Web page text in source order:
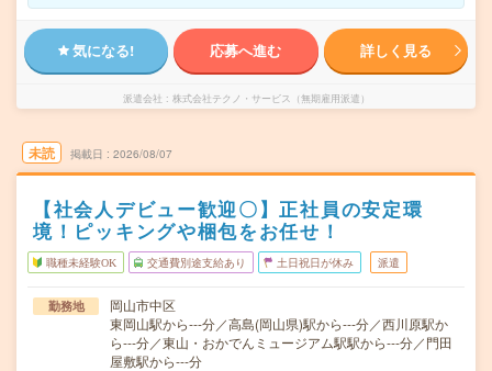
気になる! 応募へ進む 詳しく見る
派遣会社 株式会社テクノ・サービス（無期雇用派遣）
未読 掲載日 2026/08/07
【社会人デビュー歓迎〇】正社員の安定環
境！ピッキングや梱包をお任せ！
職種未経験OK 交通費別途支給あり 土日祝日が休み 派遣
勤務地
岡山市中区
東岡山駅から---分／高島(岡山県)駅から---分／西川原駅か
ら---分／東山・おかでんミュージアム駅駅から---分／門田
屋敷駅から---分